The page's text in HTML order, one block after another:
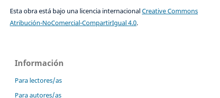
Esta obra está bajo una licencia internacionalCreative Commons
Atribución-NoComercial-CompartirIgual 4.0.
Información
Para lectores/as
Para autores/as